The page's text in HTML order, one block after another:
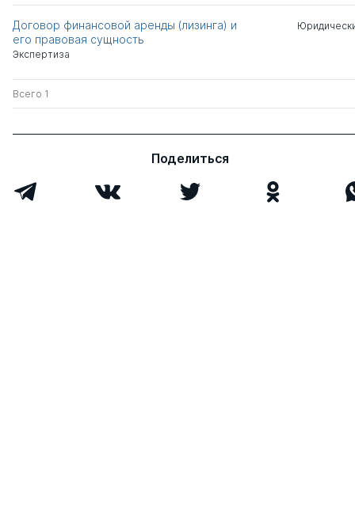
Договор финансовой аренды (лизинга) и
его правовая сущность
Экспертиза
Всего 1
Поделиться